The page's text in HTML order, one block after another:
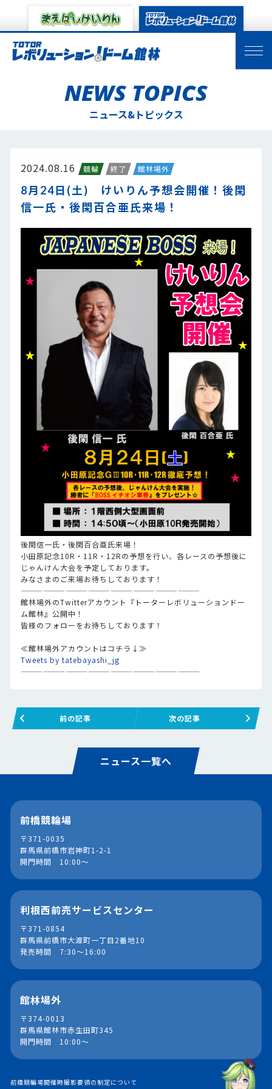
NEWS TOPICS
ニュース&トピックス
2024.08.16 競輪 終了 館林場外
8月24日(土) けいりん予想会開催！後閑
信一氏・後閑百合亜氏来場！
後閑信一氏・後閑百合亜氏来場！
小田原記念10R・11R・12Rの予想を行い、各レースの予想後に
じゃんけん大会を予定しております。
みなさまのご来場お待ちしております！
————————————————————————
館林場外のTwitterアカウント『トーターレボリューションドー
ム館林』公開中！
皆様のフォローをお待ちしております！
≪館林場外アカウントはコチラ↓≫
Tweets by tatebayashi_jg
————————————————————————
前の記事 次の記事
ニュース一覧へ
前橋競輪場
〒371-0035
群馬県前橋市岩神町1-2-1
開門時間 10:00～
利根西前売サービスセンター
〒371-0854
群馬県前橋市大渡町一丁目2番地10
発売時間 7:30～16:00
館林場外
〒374-0013
群馬県館林市赤生田町345
開門時間 10:00～
前橋競輪場開催時撮影要領の制定について